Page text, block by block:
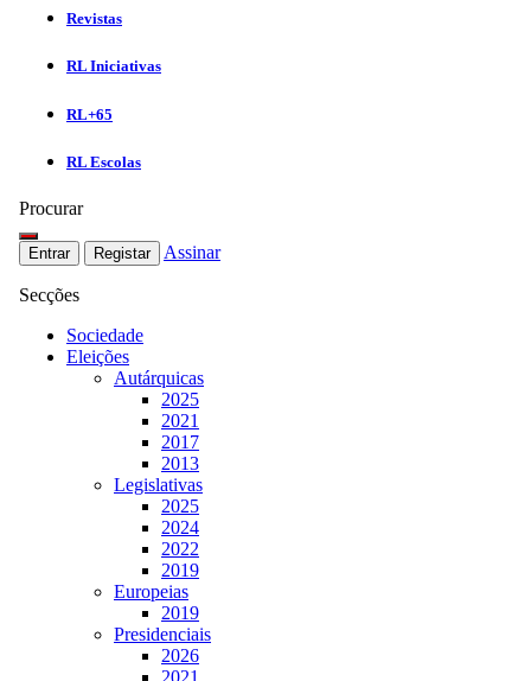
Revistas
RL Iniciativas
RL+65
RL Escolas
Procurar
Entrar Registar Assinar
Secções
Sociedade
Eleições
Autárquicas
2025
2021
2017
2013
Legislativas
2025
2024
2022
2019
Europeias
2019
Presidenciais
2026
2021